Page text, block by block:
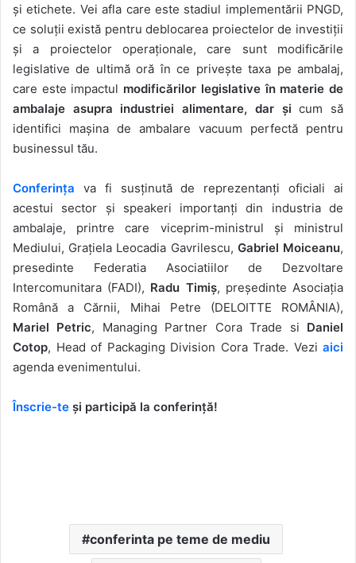
şi etichete. Vei afla care este stadiul implementării PNGD,
ce soluţii există pentru deblocarea proiectelor de investiţii
şi a proiectelor operaţionale, care sunt modificările
legislative de ultimă oră în ce priveşte taxa pe ambalaj,
care este impactul modificărilor legislative în materie de
ambalaje asupra industriei alimentare, dar şicum să
identifici mașina de ambalare vacuum perfectă pentru
businessul tău.
Conferinţa
va fi susţinută de reprezentanţi oficiali ai
acestui sector şi speakeri importanţi din industria de
ambalaje, printre care viceprim-ministrul şi ministrul
Mediului, Graţiela Leocadia Gavrilescu, Gabriel Moiceanu,
presedinte Federatia Asociatiilor de Dezvoltare
Intercomunitara (FADI), Radu Timiş, președinte Asociaţia
Română a Cărnii, Mihai Petre (DELOITTE ROMÂNIA),
Mariel Petric, Managing Partner Cora Trade si Daniel
Cotop, Head of Packaging Division Cora Trade. Vezi aici
agenda evenimentului.
Înscrie-te şi participă la conferinţă!
conferinta pe teme de mediu